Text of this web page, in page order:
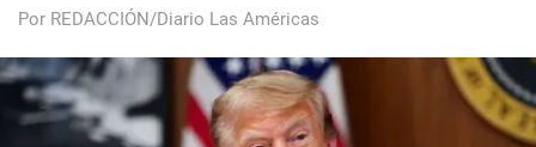
Por REDACCIÓN/Diario Las Américas